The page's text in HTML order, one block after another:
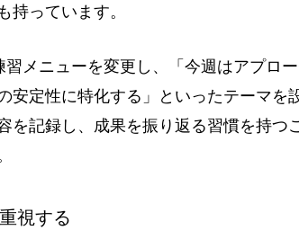
持っています。
メニューを変更し、「今週はアプロ
安定性に特化する」といったテーマを
を記録し、成果を振り返る習慣を持つ
視する